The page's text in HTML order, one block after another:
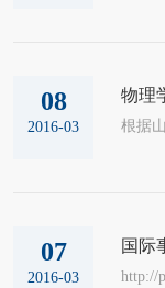
08
2016-03
物理
根据
07
2016-03
国际
http://